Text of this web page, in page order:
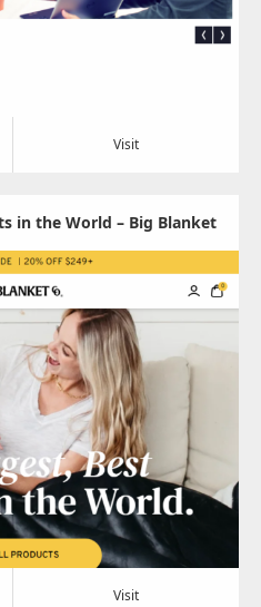
Visit
in the World – Big Blanket
2024.04.23
その他
Visit